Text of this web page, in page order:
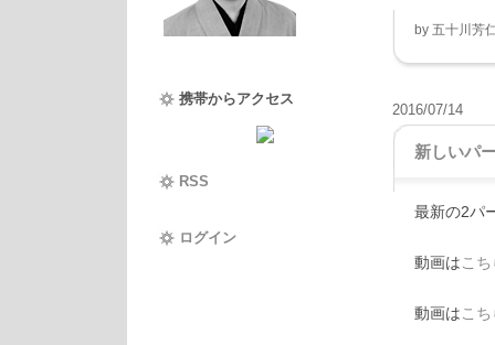
携帯からアクセス
RSS
ログイン
by 五十川芳
新しいパ
2016/07/14
最新の2パ
動画は こ
動画は こ